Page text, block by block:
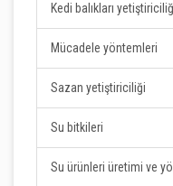
Kedi balıkları
Mücadele yöntemleri
Sazan yetiştiriciliği
Su bitkileri
Su ürünleri üretimi ve